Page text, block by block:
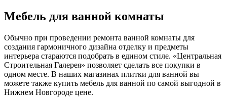
Мебель для ванной комнаты
Обычно при проведении ремонта ванной комнаты для
создания гармоничного дизайна отделку и предметы
интерьера стараются подобрать в едином стиле. «Центральная
Строительная Галерея» позволяет сделать все покупки в
одном месте. В наших магазинах плитки для ванной вы
можете также купить мебель для ванной по самой выгодной в
Нижнем Новгороде цене.